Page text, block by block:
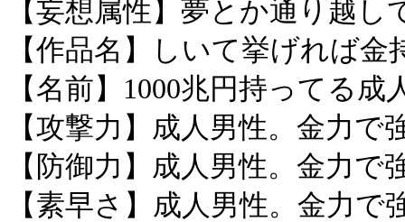
【妄想属性】夢とか通り越し
【作品名】しいて挙げれば
【名前】1000兆円持ってる成
【攻撃力】成人男性。金力で
【防御力】成人男性。金力で
【素早さ】成人男性。金力で